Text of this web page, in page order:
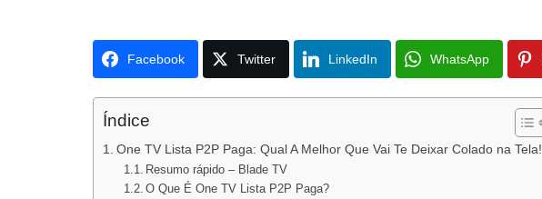
Facebook Twitter LinkedIn WhatsApp
Índice
One TV Lista P2P Paga: Qual A Melhor Que Vai Te Deixar Colado na Tela!
Resumo rápido – Blade TV
O Que É One TV Lista P2P Paga?